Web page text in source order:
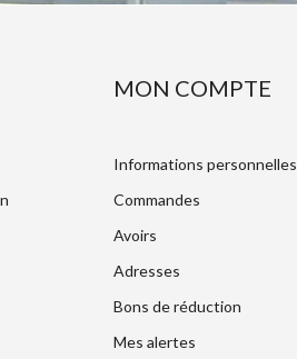
MON COMPTE
Informations personnelles
Commandes
Avoirs
Adresses
Bons de réduction
Mes alertes